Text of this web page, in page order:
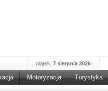
piątek, 7 sierpnia 2026
Motoryzacja Turystyka